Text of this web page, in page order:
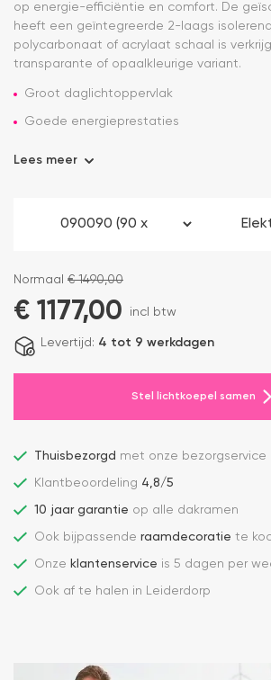
op energie-efficiëntie en comfort. De
heeft een geïntegreerde 2-laags
polycarbonaat of acrylaat schaal is
transparante of opaalkleurige variant.
Groot daglichtoppervlak
Goede energieprestaties
Lees meer
Normaal €1490,00
€ 1177,00 incl btw
Levertijd: 4 tot 9 werkdagen
Stel lichtkoepel samen
Thuisbezorgd met onze bezorgservice
Klantbeoordeling 4,8/5
10 jaar garantie op alle dakramen
Ook bijpassende raamdecoratie te
Onze klantenservice is 5 dagen per
Ook af te halen in Leiderdorp